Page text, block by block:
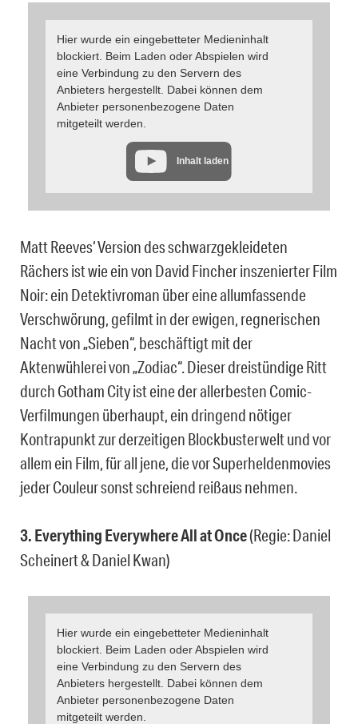
Hier wurde ein eingebetteter Medieninhalt
blockiert. Beim Laden oder Abspielen wird
eine Verbindung zu den Servern des
Anbieters hergestellt. Dabei können dem
Anbieter personenbezogene Daten
mitgeteilt werden.
Inhalt laden
Matt Reeves‘ Version des schwarzgekleideten
Rächers ist wie ein von David Fincher inszenierter Film
Noir: ein Detektivroman über eine allumfassende
Verschwörung, gefilmt in der ewigen, regnerischen
Nacht von „Sieben“, beschäftigt mit der
Aktenwühlerei von „Zodiac“. Dieser dreistündige Ritt
durch Gotham City ist eine der allerbesten Comic-
Verfilmungen überhaupt, ein dringend nötiger
Kontrapunkt zur derzeitigen Blockbusterwelt und vor
allem ein Film, für all jene, die vor Superheldenmovies
jeder Couleur sonst schreiend reißaus nehmen.
3. Everything Everywhere All at Once(Regie: Daniel
Scheinert & Daniel Kwan)
Hier wurde ein eingebetteter Medieninhalt
blockiert. Beim Laden oder Abspielen wird
eine Verbindung zu den Servern des
Anbieters hergestellt. Dabei können dem
Anbieter personenbezogene Daten
mitgeteilt werden.